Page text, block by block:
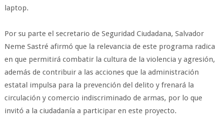
laptop.
Por su parte el secretario de Seguridad Ciudadana, Salvador
Neme Sastré afirmó que la relevancia de este programa radica
en que permitirá combatir la cultura de la violencia y agresión,
además de contribuir a las acciones que la administración
estatal impulsa para la prevención del delito y frenará la
circulación y comercio indiscriminado de armas, por lo que
invitó a la ciudadanía a participar en este proyecto.